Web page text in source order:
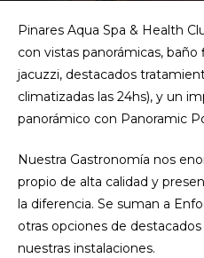
Pinares Aqua Spa & Health
con vistas panorámicas, baño
jacuzzi, destacados
climatizadas las 24hs), y un
panorámico con Panoramic
Nuestra Gastronomía nos
propio de alta calidad y
la diferencia. Se suman a
otras opciones de
nuestras instalaciones.